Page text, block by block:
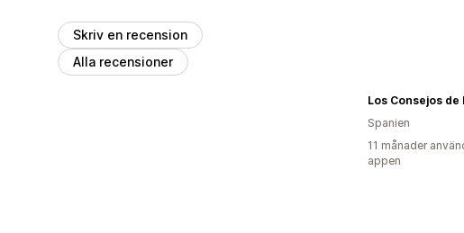
Skriv en recension
Alla recensioner
Spanien
11 månader
appen